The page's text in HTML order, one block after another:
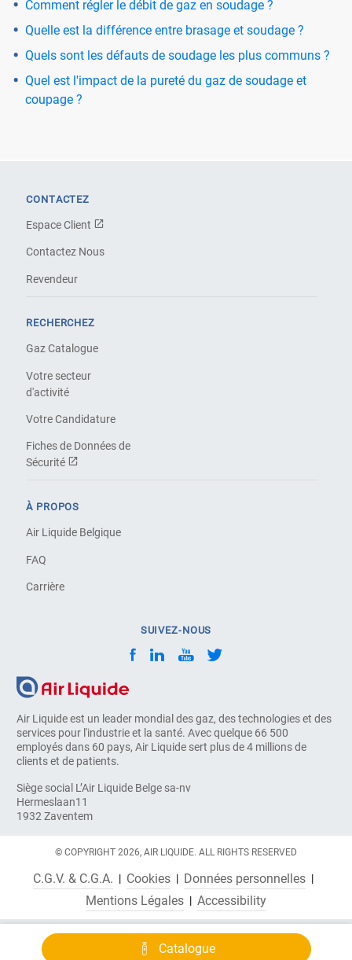
Catalogue
Comment régler le débit de gaz en soudage ?
Quelle est la différence entre brasage et soudage ?
Quels sont les défauts de soudage les plus communs ?
Quel est l'impact de la pureté du gaz de soudage et
coupage ?
Air Liquide est un leader mondial des gaz, des technologies et des
services pour l'industrie et la santé. Avec quelque 66 500
employés dans 60 pays, Air Liquide sert plus de 4 millions de
clients et de patients.
Siège social L’Air Liquide Belge sa-nv
Hermeslaan11
1932 Zaventem
CONTACTEZ
Espace Client
Contactez Nous
Revendeur
RECHERCHEZ
Gaz Catalogue
Votre secteur
d'activité
Votre Candidature
Fiches de Données de
Sécurité
À PROPOS
Air Liquide Belgique
FAQ
Carrière
SUIVEZ-NOUS
© COPYRIGHT 2026, AIR LIQUIDE. ALL RIGHTS RESERVED
C.G.V. & C.G.A. Cookies
Données personnelles
Mentions Légales
Accessibility